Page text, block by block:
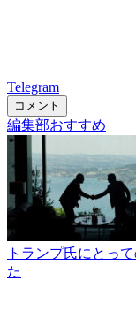
Telegram
コメント
編集部おすすめ
トランプ氏にとっ
た